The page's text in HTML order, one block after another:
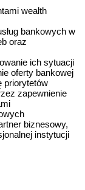
wealth
bankowych w
oraz
ich sytuacji
oferty bankowej
priorytetów
zapewnienie
biznesowy,
instytucji